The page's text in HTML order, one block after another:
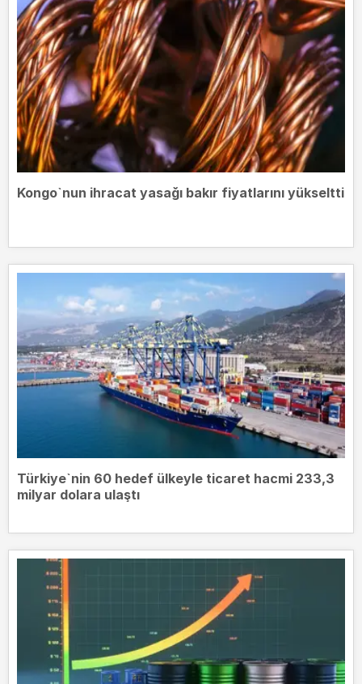
Kongo`nun ihracat yasağı bakır fiyatlarını yükseltti
Türkiye`nin 60 hedef ülkeyle ticaret hacmi 233,3
milyar dolara ulaştı